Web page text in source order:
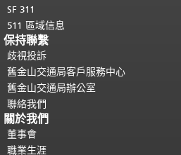
SF 311
511 區域信息
保持聯繫
歧視投訴
舊金山交通局客戶服務中心
舊金山交通局辦公室
聯絡我們
關於我們
董事會
職業生涯